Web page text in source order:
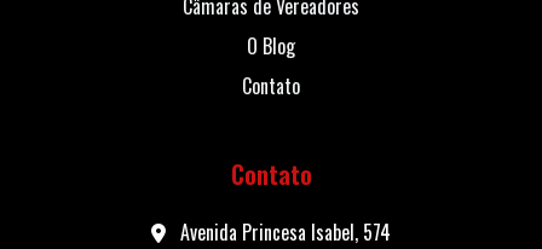
Câmaras de Vereadores
O Blog
Contato
Contato
Avenida Princesa Isabel, 574